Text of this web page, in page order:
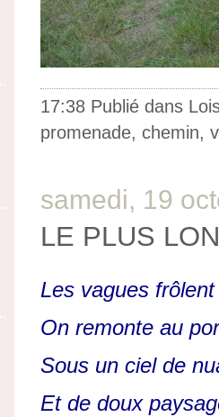
17:38 Publié dans
promenade, chemin,
samedi, 19
LE PLUS
Les vagues
On remonte au
Sous un ciel de
Et de doux